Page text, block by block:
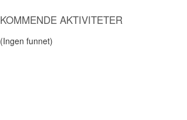
KOMMENDE AKTIVITETER
(Ingen funnet)